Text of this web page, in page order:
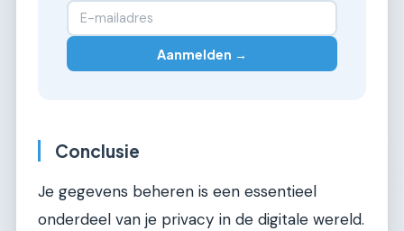
Aanmelden →
Conclusie
Je gegevens beheren is een essentieel
onderdeel van je privacy in de digitale wereld.